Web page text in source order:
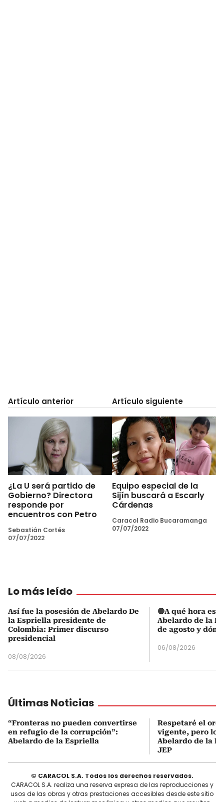
Artículo anterior
¿La U será partido de
Gobierno? Directora
responde por
encuentros con Petro
Sebastián Cortés
07/07/2022
Artículo siguiente
Equipo especial de la
Sijín buscará a Escarly
Cárdenas
Caracol Radio Bucaramanga
07/07/2022
Lo más leído
Así fue la posesión de Abelardo De
la Espriella presidente de
Colombia: Primer discurso
presidencial
08/08/2026
🔴A qué hora es
Abelardo de la
de agosto y
06/08/2026
Últimas Noticias
“Fronteras no pueden convertirse
en refugio de la corrupción”:
Abelardo de la Espriella
Respetaré el
vigente, pero lo
Abelardo de la
JEP
© CARACOL S.A. Todos los derechos reservados.
CARACOL S.A. realiza una reserva expresa de las reproducciones y
usos de las obras y otras prestaciones accesibles desde este sitio